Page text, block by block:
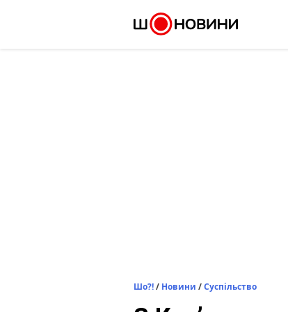
Шо?!/ Новини /Суспільство